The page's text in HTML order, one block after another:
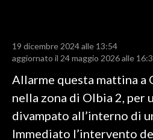
BASKET
ALTRI SPORT
19 dicembre 2024 alle 13:54
aggiornato il 24 maggio 2026 alle
Allarme questa mattina a
nella zona di Olbia 2, per
divampato all’interno di
Immediato l’intervento